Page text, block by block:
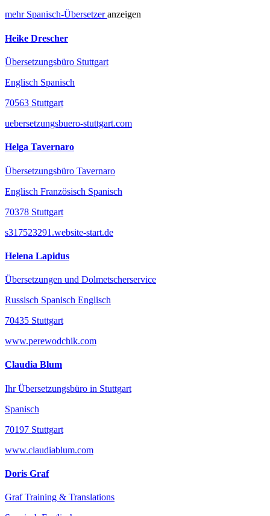
mehr Spanisch-Übersetzeranzeigen
Heike Drescher
Übersetzungsbüro Stuttgart
Englisch Spanisch
70563 Stuttgart
uebersetzungsbuero-stuttgart.com
Helga Tavernaro
Übersetzungsbüro Tavernaro
Englisch Französisch Spanisch
70378 Stuttgart
s317523291.website-start.de
Helena Lapidus
Übersetzungen und Dolmetscherservice
Russisch Spanisch Englisch
70435 Stuttgart
www.perewodchik.com
Claudia Blum
Ihr Übersetzungsbüro in Stuttgart
Spanisch
70197 Stuttgart
www.claudiablum.com
Doris Graf
Graf Training & Translations